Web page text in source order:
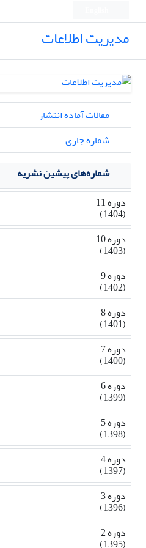
مدیریت اطلاعات
مقالات آماده انتشار
شماره جاری
شماره‌های پیشین نشریه
دوره 11
(1404)
دوره 10
(1403)
دوره 9
(1402)
دوره 8
(1401)
دوره 7
(1400)
دوره 6
(1399)
دوره 5
(1398)
دوره 4
(1397)
دوره 3
(1396)
دوره 2